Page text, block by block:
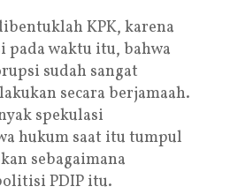
KPK, karena
waktu itu, bahwa
sudah sangat
secara berjamaah.
spekulasi
hukum saat itu tumpul
sebagaimana
PDIP itu.